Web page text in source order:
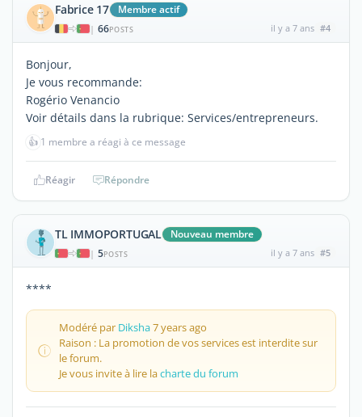
Fabrice 17 Membre actif
| 66POSTS il y a 7 ans #4
Bonjour,
Je vous recommande:
Rogério Venancio
Voir détails dans la rubrique: Services/entrepreneurs.
👍 1 membre a réagi à ce message
Réagir Répondre
TL IMMOPORTUGAL Nouveau membre
| 5POSTS il y a 7 ans #5
****
Modéré par Diksha7 years ago
Raison : La promotion de vos services est interdite sur
le forum.
Je vous invite à lire lacharte du forum